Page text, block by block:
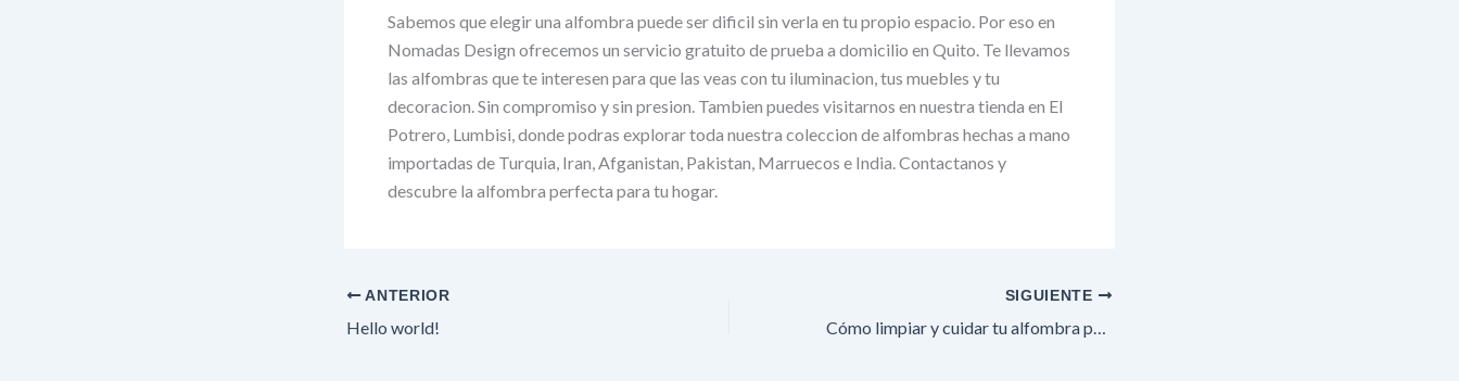
Sabemos que elegir una alfombra puede ser dificil sin verla en tu propio espacio. Por eso en
Nomadas Design ofrecemos un servicio gratuito de prueba a domicilio en Quito. Te llevamos
las alfombras que te interesen para que las veas con tu iluminacion, tus muebles y tu
decoracion. Sin compromiso y sin presion. Tambien puedes visitarnos en nuestra tienda en El
Potrero, Lumbisi, donde podras explorar toda nuestra coleccion de alfombras hechas a mano
importadas de Turquia, Iran, Afganistan, Pakistan, Marruecos e India. Contactanos y
descubre la alfombra perfecta para tu hogar.
ANTERIOR
Hello world!
SIGUIENTE
Cómo limpiar y cuidar tu alfombra persa o afgana